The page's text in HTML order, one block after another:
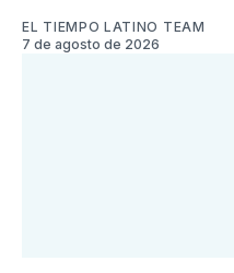
EL TIEMPO LATINO TEAM
7 de agosto de 2026